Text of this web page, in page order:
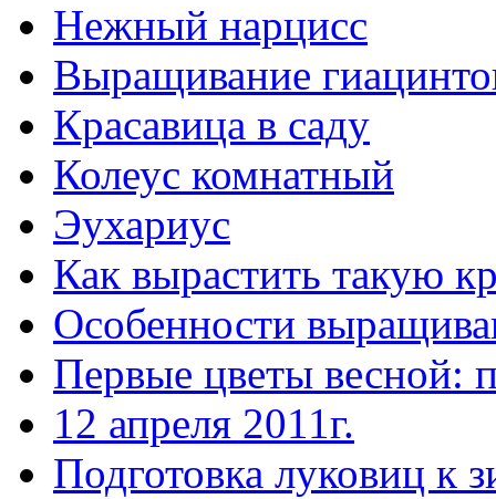
Нежный нарцисс
Выращивание
Красавица в саду
Колеус комнатный
Эухариус
Как вырастить такую
Особенности
Первые цветы весной:
12 апреля 2011г.
Подготовка луковиц к